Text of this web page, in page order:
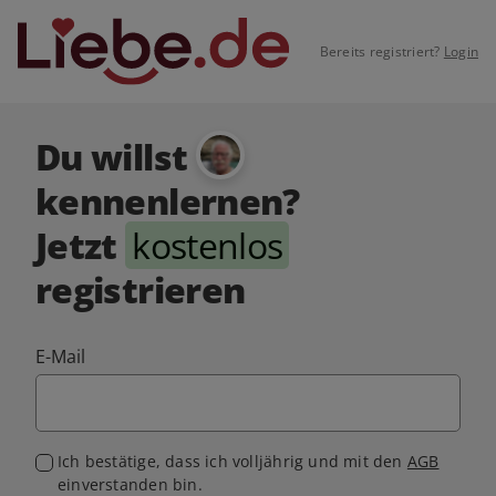
Bereits registriert? Login
Du willst
kennenlernen?
Jetzt kostenlos
registrieren
E-Mail
Ich bestätige, dass ich volljährig und mit den AGB
einverstanden bin.